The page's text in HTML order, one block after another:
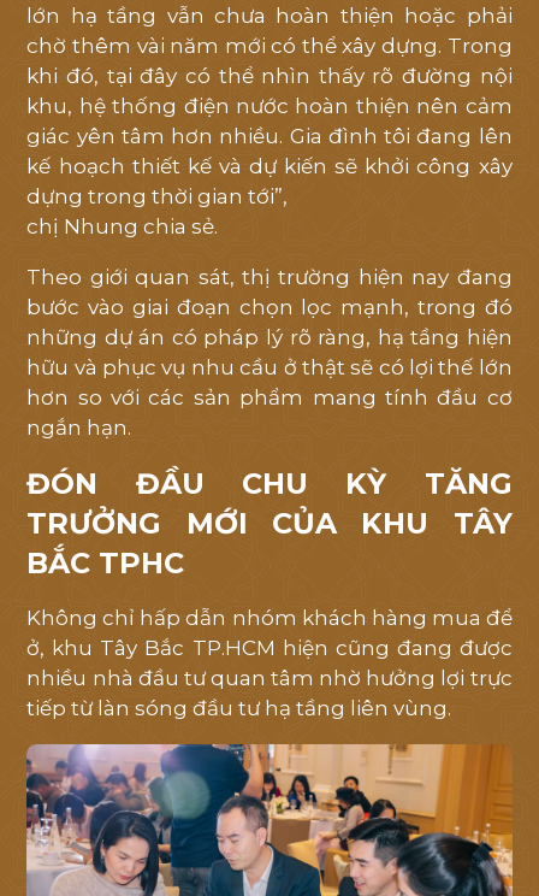
lớn hạ tầng vẫn chưa hoàn thiện hoặc phải
chờ thêm vài năm mới có thể xây dựng. Trong
khi đó, tại đây có thể nhìn thấy rõ đường nội
khu, hệ thống điện nước hoàn thiện nên cảm
giác yên tâm hơn nhiều. Gia đình tôi đang lên
kế hoạch thiết kế và dự kiến sẽ khởi công xây
dựng trong thời gian tới”,
chị Nhung chia sẻ.
Theo giới quan sát, thị trường hiện nay đang
bước vào giai đoạn chọn lọc mạnh, trong đó
những dự án có pháp lý rõ ràng, hạ tầng hiện
hữu và phục vụ nhu cầu ở thật sẽ có lợi thế lớn
hơn so với các sản phẩm mang tính đầu cơ
ngắn hạn.
ĐÓN ĐẦU CHU KỲ TĂNG
TRƯỞNG MỚI CỦA KHU TÂY
BẮC TPHC
Không chỉ hấp dẫn nhóm khách hàng mua để
ở, khu Tây Bắc TP.HCM hiện cũng đang được
nhiều nhà đầu tư quan tâm nhờ hưởng lợi trực
tiếp từ làn sóng đầu tư hạ tầng liên vùng.